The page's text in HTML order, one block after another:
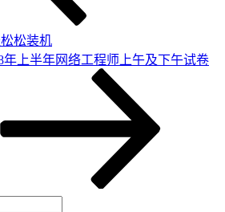
松装机
年上半年网络工程师上午及下午试卷